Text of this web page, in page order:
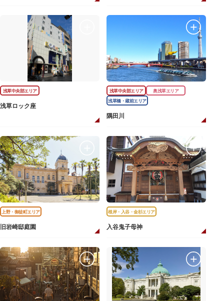
浅草中央部エリア
浅草ロック座
浅草中央部エリア
奥浅草エリア
浅草橋・蔵前エリア
隅田川
上野・御徒町エリア
旧岩崎邸庭園
根岸・入谷・金杉エリア
入谷鬼子母神